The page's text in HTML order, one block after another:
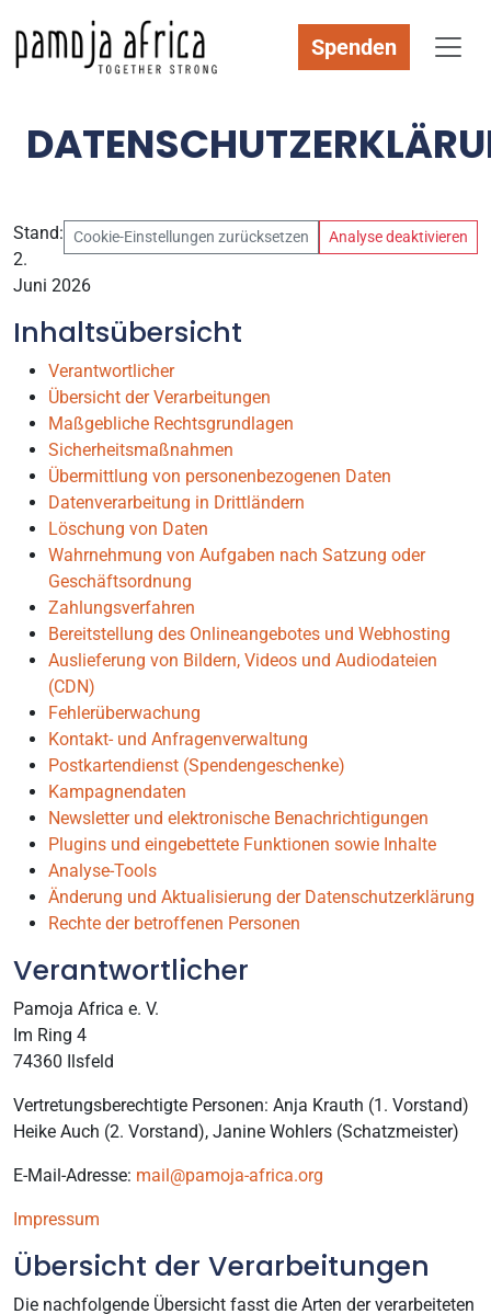
Spenden
Cookie-Einstellungen zurücksetzen Analyse deaktivieren
Stand:
2.
Juni 2026
Inhaltsübersicht
Verantwortlicher
Übersicht der Verarbeitungen
Maßgebliche Rechtsgrundlagen
Sicherheitsmaßnahmen
Übermittlung von personenbezogenen Daten
Datenverarbeitung in Drittländern
Löschung von Daten
Wahrnehmung von Aufgaben nach Satzung oder
Geschäftsordnung
Zahlungsverfahren
Bereitstellung des Onlineangebotes und Webhosting
Auslieferung von Bildern, Videos und Audiodateien
(CDN)
Fehlerüberwachung
Kontakt- und Anfragenverwaltung
Postkartendienst (Spendengeschenke)
Kampagnendaten
Newsletter und elektronische Benachrichtigungen
Plugins und eingebettete Funktionen sowie Inhalte
Analyse-Tools
Änderung und Aktualisierung der Datenschutzerklärung
Rechte der betroffenen Personen
Verantwortlicher
Pamoja Africa e. V.
Im Ring 4
74360 Ilsfeld
Vertretungsberechtigte Personen: Anja Krauth (1. Vorstand)
Heike Auch (2. Vorstand), Janine Wohlers (Schatzmeister)
E-Mail-Adresse: mail@pamoja-africa.org
Impressum
Übersicht der Verarbeitungen
Die nachfolgende Übersicht fasst die Arten der verarbeiteten